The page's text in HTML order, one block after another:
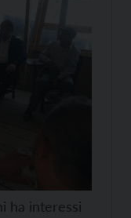
ha interessi